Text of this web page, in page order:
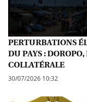
PERTURBATIONS
DU PAYS :
COLLATÉRALE
30/07/2026 10:32